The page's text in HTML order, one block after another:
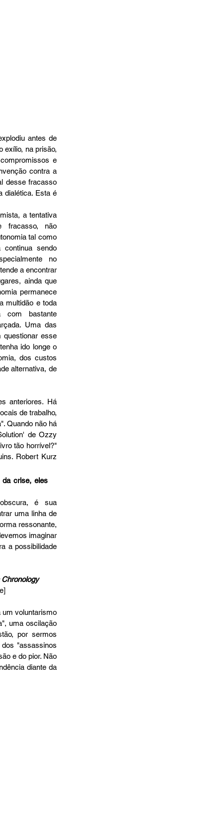
antes de
exílio, na prisão,
e
contra a
desse fracasso
dialética. Esta é
a tentativa
fracasso, não
tal como
continua sendo
no
a encontrar
ainda que
permanece
multidão e toda
com bastante
Uma das
questionar esse
ido longe o
dos custos
alternativa, de
anteriores. Há
de trabalho,
Quando não há
de Ozzy
tão horrível?"
Robert Kurz
da crise, eles
é sua
uma linha de
ressonante,
imaginar
a possibilidade
Chronology
um voluntarismo
uma oscilação
por sermos
"assassinos
e do pior. Não
diante da